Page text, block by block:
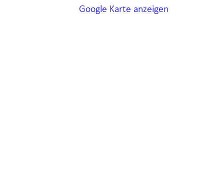
Google Karte anzeigen